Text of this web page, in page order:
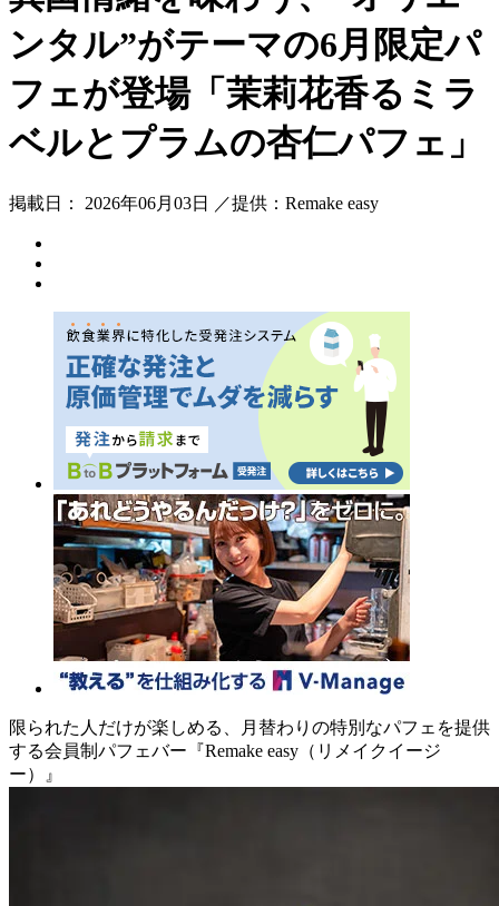
ンタル”がテーマの6月限定パ
フェが登場「茉莉花香るミラ
ベルとプラムの杏仁パフェ」
掲載日： 2026年06月03日 ／提供：Remake easy
限られた人だけが楽しめる、月替わりの特別なパフェを提供
する会員制パフェバー『Remake easy（リメイクイージ
ー）』